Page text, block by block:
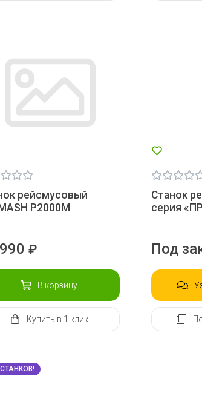
рейсмусовый
P2000M
₽
В корзину
Купить в 1 клик
Станок
серия
Под